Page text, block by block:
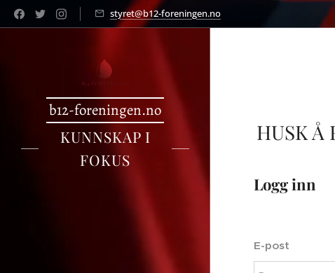
styret@b12-foreningen.no
b12-foreningen.no
KUNNSKAP I
FOKUS
HUSK Å
Logg inn
E-post